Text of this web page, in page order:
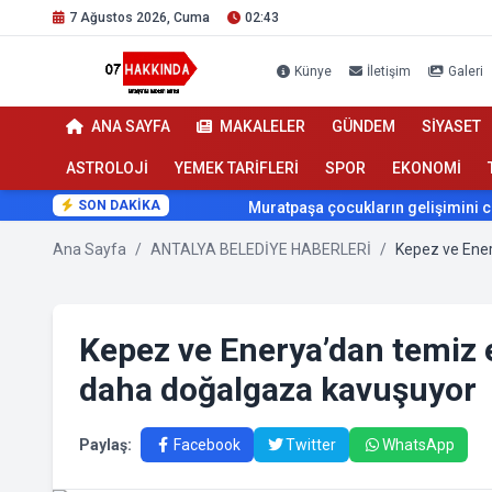
7 Ağustos 2026, Cuma 02:43
Künye İletişim Galeri
ANA SAYFA MAKALELER GÜNDEM SİYASET
ASTROLOJİ YEMEK TARİFLERİ SPOR EKONOMİ
SON DAKİKA Muratpaşa çocukların gelişimini
Ana Sayfa / ANTALYA BELEDİYE HABERLERİ /
Kepez ve Enerya’dan
daha doğalgaza kavuşuyor
Paylaş: Facebook Twitter WhatsApp